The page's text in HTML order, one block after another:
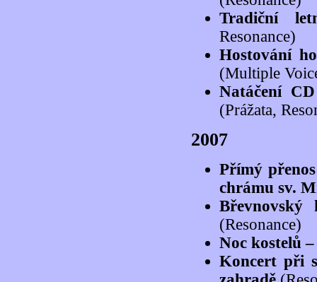
Tradiční
Resonance)
Hostování
(Multiple
Natáčení
(Prážata,
2007
Přímý
chrámu sv.
(Resonance)
Noc kostelů
Koncert při